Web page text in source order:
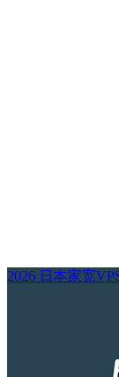
2026 日本家宽